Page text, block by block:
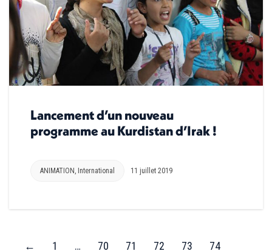
Lancement d’un nouveau
programme au Kurdistan d’Irak !
ANIMATION , International 11 juillet 2019
← 1 … 70 71 72 73 74